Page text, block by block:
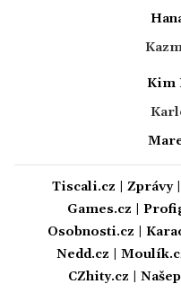
Kim
Tiscali.cz Zprávy|
Games.cz
Osobnosti.cz
Nedd.cz
CZhity.cz